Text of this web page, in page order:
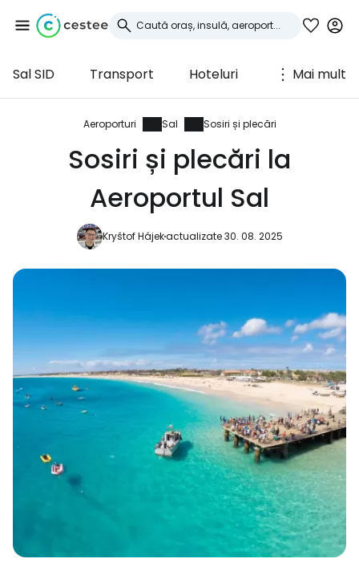
Sal SID Transport Hoteluri Mai mult
Aeroporturi Sal Sosiri și plecări
Sosiri și plecări la
Aeroportul Sal
Kryštof Hájekactualizate 30. 08. 2025
Conectați-vă la
Cestee
... comunitatea mondială a călătorilor
Continuați cu Google
Continuați cu e-mailul